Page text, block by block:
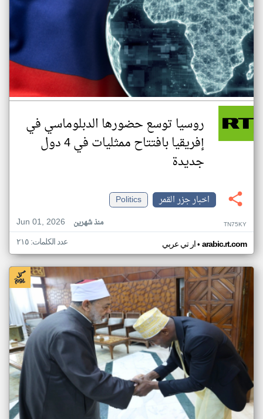
روسيا توسع حضورها الدبلوماسي في
إفريقيا بافتتاح ممثليات في 4 دول
جديدة
اخبار جزر القمر
Politics
Jun 01, 2026
منذ شهرين TN75KY
ار تي عربي• arabic.rt.com عدد الكلمات: ٢١٥